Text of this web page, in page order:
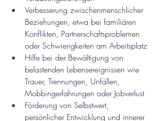
Verbesserung zwischenmenschlicher
Beziehungen, etwa bei familiären
Konflikten, Partnerschaftsproblemen
oder Schwierigkeiten am Arbeitsplatz
Hilfe bei der Bewältigung von
belastenden Lebensereignissen wie
Trauer, Trennungen, Unfällen,
Mobbingerfahrungen oder Jobverlust
Förderung von Selbstwert,
persönlicher Entwicklung und innerer